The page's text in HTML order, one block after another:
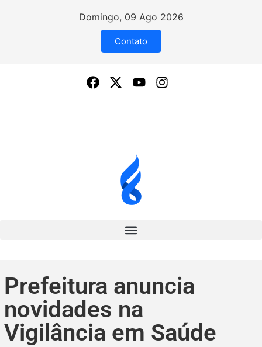
Domingo, 09 Ago 2026
Contato
Prefeitura anuncia
novidades na
Vigilância em Saúde